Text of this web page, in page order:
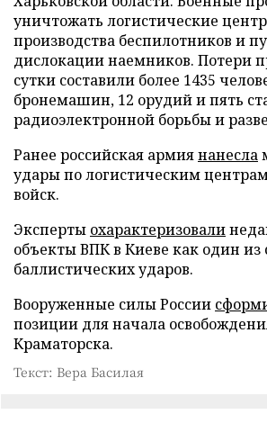
уничтожать логистические
производства беспилотников и
дислокации наемников. Потери
сутки составили более 1435
бронемашин, 12 орудий и пять
радиоэлектронной борьбы и
Ранее российская армиянанесла
удары по логистическим
войск.
Эксперты охарактеризовали
объекты ВПК в Киеве как один
баллистических ударов.
Вооруженные силы России
позиции для начала
Краматорска.
Текст: Вера Басилая